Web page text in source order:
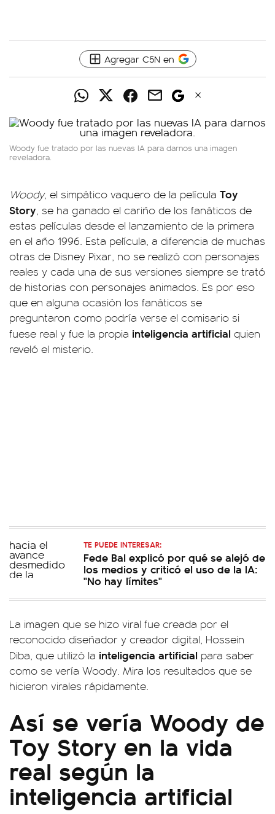
Agregar C5N en
Woody fue tratado por las nuevas IA para darnos una imagen
reveladora.
Woody, el simpático vaquero de la película Toy
Story, se ha ganado el cariño de los fanáticos de
estas películas desde el lanzamiento de la primera
en el año 1996. Esta película, a diferencia de muchas
otras de Disney Pixar, no se realizó con personajes
reales y cada una de sus versiones siempre se trató
de historias con personajes animados. Es por eso
que en alguna ocasión los fanáticos se
preguntaron como podría verse el comisario si
fuese real y fue la propia inteligencia artificial quien
reveló el misterio.
TE PUEDE INTERESAR:
Fede Bal explicó por qué se alejó de
los medios y criticó el uso de la IA:
"No hay límites"
La imagen que se hizo viral fue creada por el
reconocido diseñador y creador digital, Hossein
Diba, que utilizó la inteligencia artificial para saber
como se vería Woody. Mira los resultados que se
hicieron virales rápidamente.
Así se vería Woody de
Toy Story en la vida
real según la
inteligencia artificial